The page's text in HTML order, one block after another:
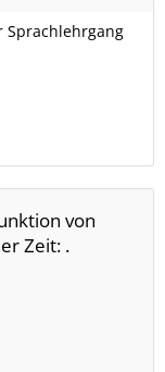
Sprachlehrgang